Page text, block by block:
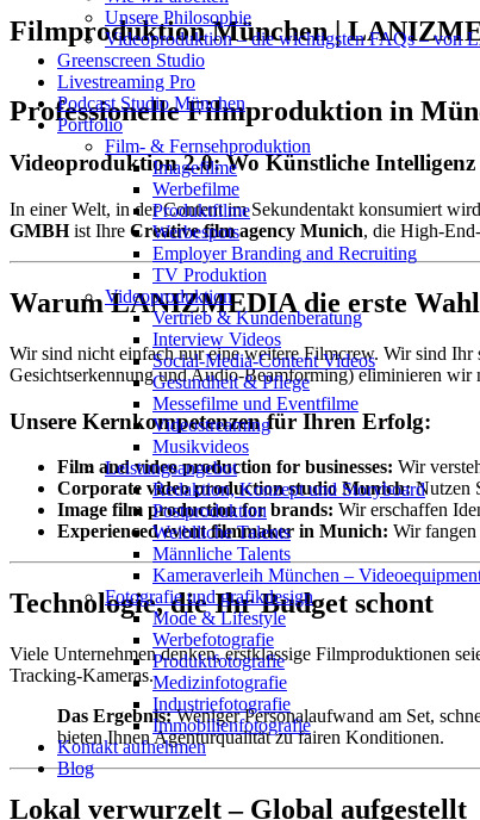
Unsere Philosophie
Videoproduktion – die wichtigsten FAQs – von
Greenscreen Studio
Livestreaming Pro
Podcast Studio München
Portfolio
Film- & Fernsehproduktion
Imagefilme
Werbefilme
Produktfilme
Werbespots
Employer Branding and Recruiting
TV Produktion
Videoproduktion
Vertrieb & Kundenberatung
Interview Videos
Social-Media-Content Videos
Gesundheit & Pflege
Mes­se­filme und Eventfilme
Video­strea­ming
Musikvideos
Leis­tungs­an­ge­bot
Redak­ti­on, Kon­zept und Storyboard
Post­pro­duk­ti­on
Weiblliche Talents
Männliche Talents
Kameraverleih München –
Fotografie und grafikdesign
Mode & Lifestyle
Werbefotografie
Produktfotografie
Medizinfotografie
Industriefotografie
Immobilienfotografie
Kontakt aufnehmen
Blog
Filmproduktion München |
Professionelle Filmproduktion in
Videoproduktion 2.0: Wo Künstliche
In einer Welt, in der Content im Sekundentakt konsumiert
GMBHist Ihre Creative film agency Munich, die High-
Warum LANIZMEDIA die erste
Wir sind nicht einfach nur eine weitere Filmcrew. Wir sind Ihr
Gesichtserkennung und Audio-Beamforming) eliminieren wir
Unsere Kernkompetenzen für Ihren Erfolg:
Film and video production for businesses: Wir
Corporate video production studio Munich:Nutzen
Image film production for brands: Wir erschaffen
Experienced event filmmaker in Munich: Wir fangen
Technologie, die Ihr Budget schont
Viele Unternehmen denken, erstklassige Filmproduktionen
Tracking-Kameras.
Das Ergebnis:Weniger Personalaufwand am Set,
bieten Ihnen Agenturqualität zu fairen Konditionen.
Lokal verwurzelt – Global aufgestellt